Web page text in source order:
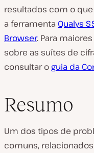
resultados com o
a ferramenta Qualys
Browser. Para
sobre as suítes de
consultar oguia da
Resumo
Um dos tipos de
comuns, relacionados